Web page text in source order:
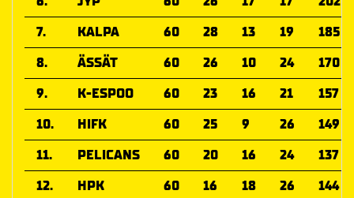
7.
KALPA 60 28 13 19
185
8.
ÄSSÄT 60 26 10 24
170
9.
K-ESPOO 60 23 16 21
157
10.
HIFK 60 25 9 26
149
11.
PELICANS 60 20 16 24
137
12.
HPK 60 16 18 26
144